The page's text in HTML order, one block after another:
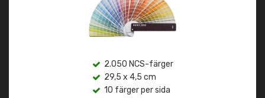
2.050 NCS-färger
29,5 x 4,5 cm
10 färger per sida